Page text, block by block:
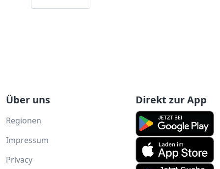
Über uns
Regionen
Impressum
Privacy
Direkt zur App